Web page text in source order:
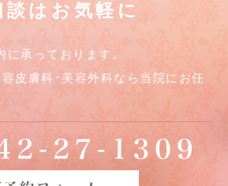
談はお気軽に
に承っております。
皮膚科･美容外科なら当院にお任